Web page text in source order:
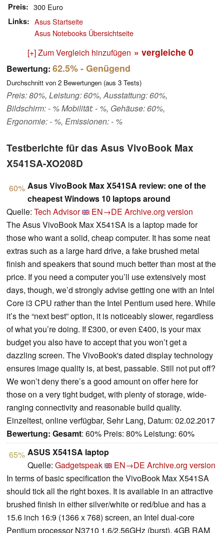
Preis 300 Euro
Links
Asus Startseite
Asus Notebooks Übersichtseite
[+] Zum Vergleich hinzufügen » vergleiche 0
Bewertung: 62.5%- Genügend
Durchschnitt von 2 Bewertungen (aus 3 Tests)
Preis: 80%, Leistung: 60%, Ausstattung: 60%,
Bildschirm: - % Mobilität: - %, Gehäuse: 60%,
Ergonomie: - %, Emissionen: - %
Testberichte für das Asus VivoBook Max
X541SA-XO208D
60% Asus VivoBook Max X541SA review: one of the
cheapest Windows 10 laptops around
Quelle: Tech Advisor EN→DE Archive.org version
The Asus VivoBook Max X541SA is a laptop made for
those who want a solid, cheap computer. It has some neat
extras such as a large hard drive, a fake brushed metal
finish and speakers that sound much better than most at the
price. If you need a computer you’ll use extensively most
days, though, we’d strongly advise getting one with an Intel
Core i3 CPU rather than the Intel Pentium used here. While
it’s the “next best” option, it is noticeably slower, regardless
of what you’re doing. If £300, or even £400, is your max
budget you also have to accept that you won’t get a
dazzling screen. The VivoBook's dated display technology
ensures image quality is, at best, passable. Still not put off?
We won’t deny there’s a good amount on offer here for
those on a very tight budget, with plenty of storage, wide-
ranging connectivity and reasonable build quality.
Einzeltest, online verfügbar, Sehr Lang, Datum: 02.02.2017
Bewertung: Gesamt: 60% Preis: 80% Leistung: 60%
65% ASUS X541SA laptop
Quelle: Gadgetspeak EN→DE Archive.org version
In terms of basic specification the VivoBook Max X541SA
should tick all the right boxes. It is available in an attractive
brushed finish in either silver/white or red/blue and has a
15.6 inch 16:9 (1366 x 768) screen, an Intel dual-core
Pentium processor N3710 1.6/2.56GHz (burst), 4GB RAM